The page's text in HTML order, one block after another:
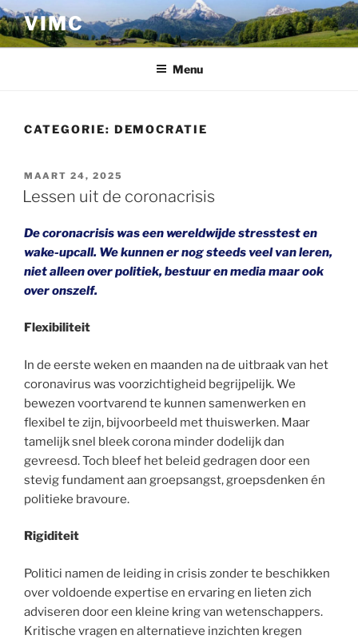
Ga
naar
de
VIMC
Menu
CATEGORIE: DEMOCRATIE
GEPLAATST
OP
MAART 24, 2025
Lessen uit de coronacrisis
De coronacrisis was een wereldwijdestresstesten
wake-upcall. We kunnen er nog steeds veel van leren,
niet alleen over politiek, bestuur en media maar ook
over onszelf.
Flexibiliteit
In de eerste weken en maanden na de uitbraak van het
coronavirus was voorzichtigheid begrijpelijk. We
bewezen voortvarend te kunnen samenwerken en
flexibel te zijn, bijvoorbeeld met thuiswerken. Maar
tamelijk snel bleek corona minder dodelijk dan
gevreesd. Toch bleef het beleid gedragen door een
stevig fundament aan groepsangst, groepsdenken én
politieke bravoure.
Rigiditeit
Politici namen de leiding in crisis zonder te beschikken
over voldoende expertise en ervaring en lieten zich
adviseren door een kleine kring van wetenschappers.
Kritische vragen en alternatieve inzichten kregen